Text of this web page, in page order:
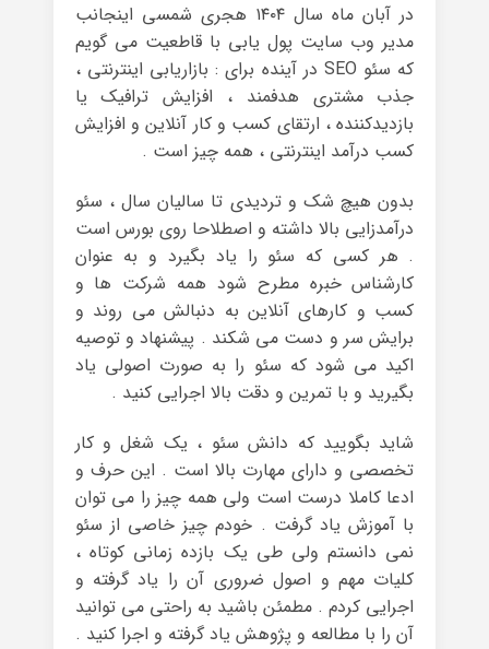
در آبان ماه سال ۱۴۰۴ هجری شمسی اینجانب
مدیر وب سایت پول یابی با قاطعیت می گویم
که سئو SEO در آینده برای : بازاریابی اینترنتی ،
جذب مشتری هدفمند ، افزایش ترافیک یا
بازدیدکننده ، ارتقای کسب و کار آنلاین و افزایش
کسب درآمد اینترنتی ، همه چیز است .
بدون هیچ شک و تردیدی تا سالیان سال ، سئو
درآمدزایی بالا داشته و اصطلاحا روی بورس است
. هر کسی که سئو را یاد بگیرد و به عنوان
کارشناس خبره مطرح شود همه شرکت ها و
کسب و کارهای آنلاین به دنبالش می روند و
برایش سر و دست می شکند . پیشنهاد و توصیه
اکید می شود که سئو را به صورت اصولی یاد
بگیرید و با تمرین و دقت بالا اجرایی کنید .
شاید بگویید که دانش سئو ، یک شغل و کار
تخصصی و دارای مهارت بالا است . این حرف و
ادعا کاملا درست است ولی همه چیز را می توان
با آموزش یاد گرفت . خودم چیز خاصی از سئو
نمی دانستم ولی طی یک بازده زمانی کوتاه ،
کلیات مهم و اصول ضروری آن را یاد گرفته و
اجرایی کردم . مطمئن باشید به راحتی می توانید
آن را با مطالعه و پژوهش یاد گرفته و اجرا کنید .